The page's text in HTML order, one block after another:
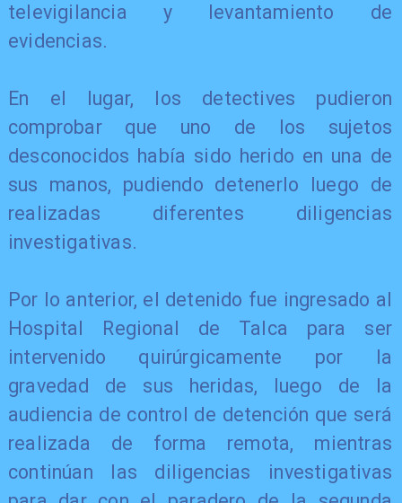
televigilancia y levantamiento de
evidencias.
En el lugar, los detectives pudieron
comprobar que uno de los sujetos
desconocidos había sido herido en una de
sus manos, pudiendo detenerlo luego de
realizadas diferentes diligencias
investigativas.
Por lo anterior, el detenido fue ingresado al
Hospital Regional de Talca para ser
intervenido quirúrgicamente por la
gravedad de sus heridas, luego de la
audiencia de control de detención que será
realizada de forma remota, mientras
continúan las diligencias investigativas